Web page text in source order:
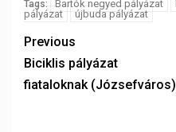
Tags: Bartók negyed pályázat
pályázat
újbuda pályázat
Previous
Biciklis pályázat
fiataloknak (Józsefváros)